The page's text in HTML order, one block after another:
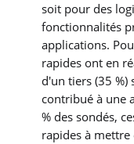
soit pour des
fonctionnalités
applications.
rapides ont en
d'un tiers (35 %)
contribué à une
% des sondés,
rapides à